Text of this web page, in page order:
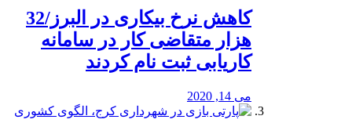
کاهش نرخ بیکاری در البرز/32
هزار متقاضی کار در سامانه
کاریابی ثبت نام کردند
می 14, 2020